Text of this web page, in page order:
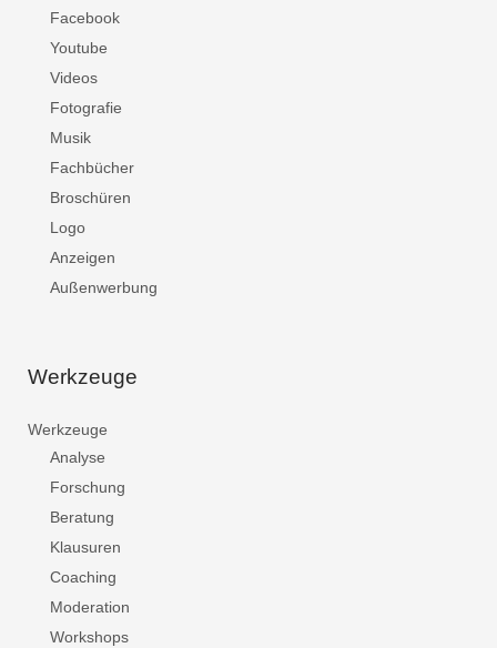
Facebook
Youtube
Videos
Fotografie
Musik
Fachbücher
Broschüren
Logo
Anzeigen
Außenwerbung
Werkzeuge
Werkzeuge
Analyse
Forschung
Beratung
Klausuren
Coaching
Moderation
Workshops